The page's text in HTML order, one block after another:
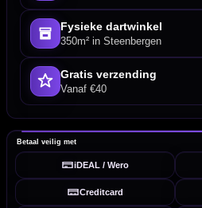
Fysieke dartwinkel
350m² in Steenbergen
Gratis verzending
Vanaf €40
Betaal veilig met
iDEAL / Wero
Creditcard